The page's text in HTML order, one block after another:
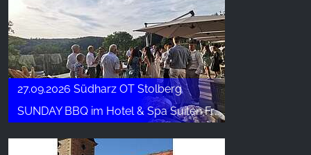
27.09.2026 Südharz OT Stolberg
SUNDAY BBQ im Hotel & Spa Suiten FreiWerk